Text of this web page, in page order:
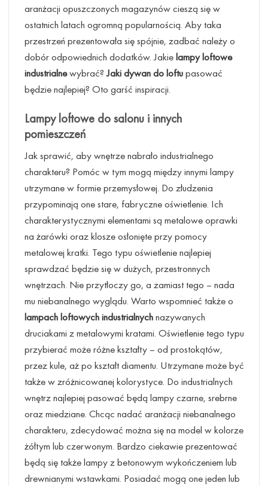
aranżacji opuszczonych magazynów cieszą się w
ostatnich latach ogromną popularnością. Aby taka
przestrzeń prezentowała się spójnie, zadbać należy o
dobór odpowiednich dodatków. Jakielampy loftowe
industrialnewybrać?Jaki dywan do loftupasować
będzie najlepiej? Oto garść inspiracji.
Lampy loftowe do salonui innych
pomieszczeń
Jak sprawić, aby wnętrze nabrało industrialnego
charakteru? Pomóc w tym mogą między innymi lampy
utrzymane w formie przemysłowej. Do złudzenia
przypominają one stare, fabryczne oświetlenie. Ich
charakterystycznymi elementami są metalowe oprawki
na żarówki oraz klosze osłonięte przy pomocy
metalowej kratki. Tego typu oświetlenie najlepiej
sprawdzać będzie się w dużych, przestronnych
wnętrzach. Nie przytłoczy go, a zamiast tego – nada
mu niebanalnego wyglądu. Warto wspomnieć także o
lampach loftowych industrialnychnazywanych
druciakami z metalowymi kratami. Oświetlenie tego typu
przybierać może różne kształty – od prostokątów,
przez kule, aż po kształt diamentu. Utrzymane może być
także w zróżnicowanej kolorystyce. Do industrialnych
wnętrz najlepiej pasować będą lampy czarne, srebrne
oraz miedziane. Chcąc nadać aranżacji niebanalnego
charakteru, zdecydować można się na model w kolorze
żółtym lub czerwonym. Bardzo ciekawie prezentować
będą się także lampy z betonowym wykończeniem lub
drewnianymi wstawkami. Posiadać mogą one jeden lub